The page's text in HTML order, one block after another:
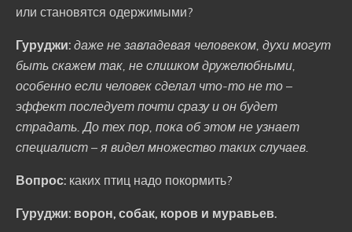
или становятся одержимыми?
Гуруджи: даже не завладевая человеком, духи могут
быть скажем так, не слишком дружелюбными,
особенно если человек сделал что-то не то –
эффект последует почти сразу и он будет
страдать. До тех пор, пока об этом не узнает
специалист – я видел множество таких случаев.
Вопрос: каких птиц надо покормить?
Гуруджи: ворон, собак, коров и муравьев.